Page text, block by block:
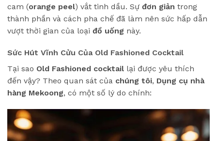
cam (orange peel) vắt tinh dầu. Sự đơn giản trong
thành phần và cách pha chế đã làm nên sức hấp dẫn
vượt thời gian của loại đồ uống này.
Sức Hút Vĩnh Cửu Của Old Fashioned Cocktail
Tại sao Old Fashioned cocktail lại được yêu thích
đến vậy? Theo quan sát của chúng tôi, Dụng cụ nhà
hàng Mekoong, có một số lý do chính: